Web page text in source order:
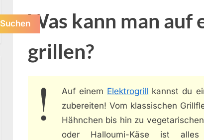
Was kann man
grillen?
Auf einem Elektrogrill kannst du
zubereiten! Vom klassischen
Hähnchen bis hin zu
oder Halloumi-Käse ist
Suchen